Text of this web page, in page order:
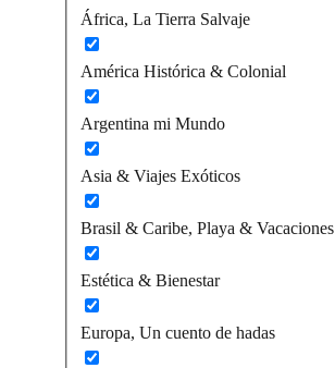
África, La Tierra Salvaje
América Histórica & Colonial
Argentina mi Mundo
Asia & Viajes Exóticos
Brasil & Caribe, Playa & Vacaciones
Estética & Bienestar
Europa, Un cuento de hadas